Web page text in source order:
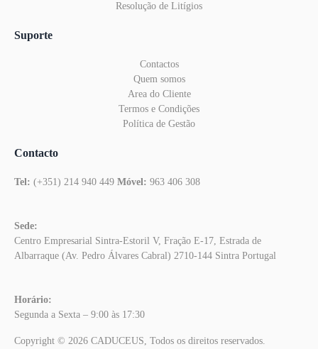
Resolução de Litígios
Suporte
Contactos
Quem somos
Area do Cliente
Termos e Condições
Política de Gestão
Contacto
Tel: (+351) 214 940 449 Móvel: 963 406 308
Sede:
Centro Empresarial Sintra-Estoril V, Fração E-17, Estrada de
Albarraque (Av. Pedro Álvares Cabral) 2710-144 Sintra Portugal
Horário:
Segunda a Sexta – 9:00 às 17:30
Copyright © 2026 CADUCEUS, Todos os direitos reservados.